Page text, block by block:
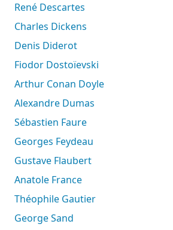
René Descartes
Charles Dickens
Denis Diderot
Fiodor Dostoïevski
Arthur Conan Doyle
Alexandre Dumas
Sébastien Faure
Georges Feydeau
Gustave Flaubert
Anatole France
Théophile Gautier
George Sand